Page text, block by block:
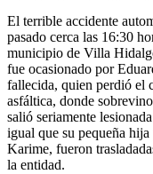
El terrible accidente
pasado cerca las 16:30
municipio de Villa
fue ocasionado por
fallecida, quien perdió el
asfáltica, donde
salió seriamente
igual que su pequeña
Karime, fueron
la entidad.